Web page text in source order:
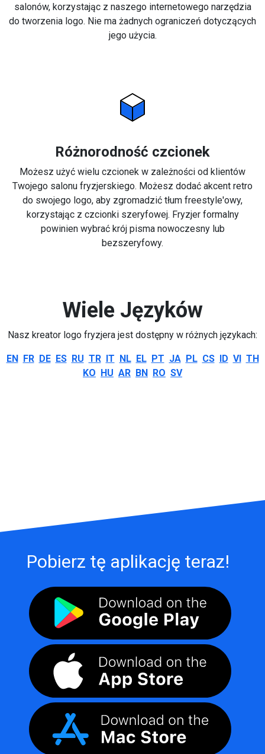
salonów, korzystając z naszego internetowego narzędzia
do tworzenia logo. Nie ma żadnych ograniczeń dotyczących
jego użycia.
Różnorodność czcionek
Możesz użyć wielu czcionek w zależności od klientów
Twojego salonu fryzjerskiego. Możesz dodać akcent retro
do swojego logo, aby zgromadzić tłum freestyle'owy,
korzystając z czcionki szeryfowej. Fryzjer formalny
powinien wybrać krój pisma nowoczesny lub
bezszeryfowy.
Wiele Języków
Nasz kreator logo fryzjera jest dostępny w różnych językach:
EN FR DE ES RU TR IT NL EL PT JA PL CS ID VI TH
KO HU AR BN RO SV
Pobierz tę aplikację teraz!